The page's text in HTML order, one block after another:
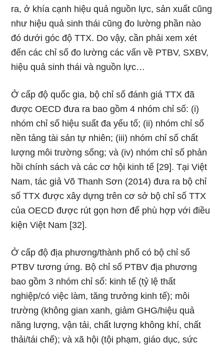
ra, ở khía cạnh hiệu quả nguồn lực, sản xuất cũng
như hiệu quả sinh thái cũng đo lường phần nào
đó dưới góc độ TTX. Do vậy, cần phải xem xét
đến các chỉ số đo lường các vấn về PTBV, SXBV,
hiệu quả sinh thái và nguồn lực…
Ở cấp độ quốc gia, bộ chỉ số đánh giá TTX đã
được OECD đưa ra bao gồm 4 nhóm chỉ số: (i)
nhóm chỉ số hiệu suất đa yếu tố; (ii) nhóm chỉ số
nền tảng tài sản tự nhiên; (iii) nhóm chỉ số chất
lượng môi trường sống; và (iv) nhóm chỉ số phản
hồi chính sách và các cơ hội kinh tế [29]. Tại Việt
Nam, tác giả Võ Thanh Sơn (2014) đưa ra bộ chỉ
số TTX được xây dựng trên cơ sở bộ chỉ số TTX
của OECD được rút gọn hơn để phù hợp với điều
kiện Việt Nam [32].
Ở cấp độ địa phương/thành phố có bộ chỉ số
PTBV tương ứng. Bộ chỉ số PTBV địa phương
bao gồm 3 nhóm chỉ số: kinh tế (tỷ lệ thất
nghiệp/có việc làm, tăng trưởng kinh tế); môi
trường (không gian xanh, giảm GHG/hiệu quả
năng lượng, vận tải, chất lượng không khí, chất
thải/tái chế); và xã hội (tội phạm, giáo dục, sức